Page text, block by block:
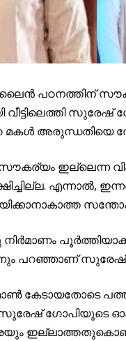
സൗകര്യം
സുരേഷ്
മകള്‍
ഇല്ലെന്ന
എന്നാല്‍,
നിര്‍മാണം
പറഞ്ഞാണ് സുരേഷ്
കേടായതോടെ
ഗോപിയുടെ